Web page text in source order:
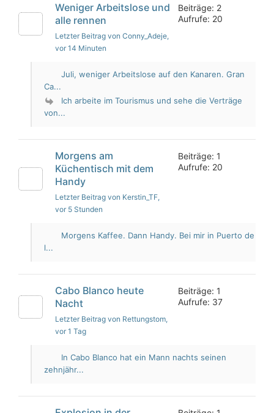
Weniger Arbeitslose und
alle rennen
Letzter Beitrag von Conny_Adeje,
vor 14 Minuten
Beiträge: 2
Aufrufe: 20
Juli, weniger Arbeitslose auf den Kanaren. Gran
Ca...
Ich arbeite im Tourismus und sehe die Verträge
von...
Morgens am
Küchentisch mit dem
Handy
Letzter Beitrag von Kerstin_TF,
vor 5 Stunden
Beiträge: 1
Aufrufe: 20
Morgens Kaffee. Dann Handy. Bei mir in Puerto de
l...
Cabo Blanco heute
Nacht
Letzter Beitrag von Rettungstom,
vor 1 Tag
Beiträge: 1
Aufrufe: 37
In Cabo Blanco hat ein Mann nachts seinen
zehnjähr...